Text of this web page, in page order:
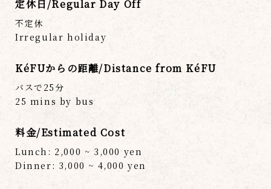
定休日/Regular Day Off
不定休
Irregular holiday
KéFUからの距離/Distance from KéFU
バスで25分
25 mins by bus
料金/Estimated Cost
Lunch: 2,000 ~ 3,000 yen
Dinner: 3,000 ~ 4,000 yen